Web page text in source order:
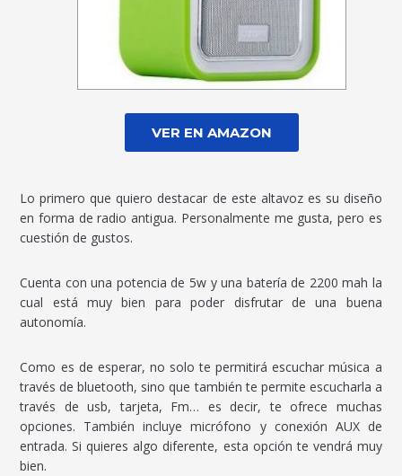
VER EN AMAZON
Lo primero que quiero destacar de este altavoz es su diseño
en forma de radio antigua. Personalmente me gusta, pero es
cuestión de gustos.
Cuenta con una potencia de 5w y una batería de 2200 mah la
cual está muy bien para poder disfrutar de una buena
autonomía.
Como es de esperar, no solo te permitirá escuchar música a
través de bluetooth, sino que también te permite escucharla a
través de usb, tarjeta, Fm… es decir, te ofrece muchas
opciones. También incluye micrófono y conexión AUX de
entrada. Si quieres algo diferente, esta opción te vendrá muy
bien.